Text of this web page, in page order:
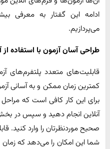
ادامه این گفتار به معرفی
می‌پردازیم.‌
طراحی آسان آزمون با استفاده از
قابلیت‌های متعدد پلتفرم‌های
کمترین زمان ممکن و به آسانی
برای این کار کافی است که
آنلاین انجام دهید و سپس در
صحیح موردنظرتان را وارد کنید.
شما این امکان را می‌دهد که زمان